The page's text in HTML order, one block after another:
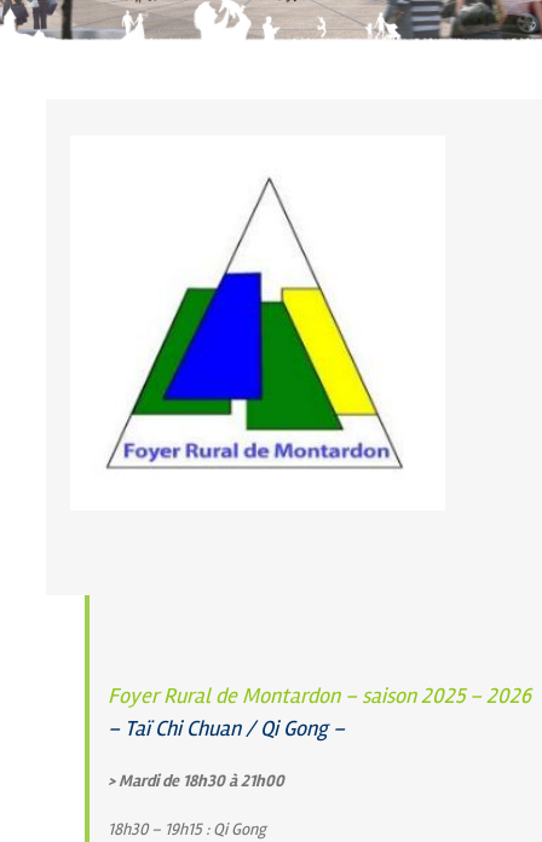
Foyer Rural de Montardon – saison 2025 – 2026
– Taï Chi Chuan / Qi Gong –
> Mardi de 18h30 à 21h00
18h30 – 19h15 : Qi Gong